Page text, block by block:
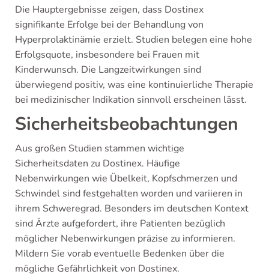
Die Hauptergebnisse zeigen, dass Dostinex
signifikante Erfolge bei der Behandlung von
Hyperprolaktinämie erzielt. Studien belegen eine hohe
Erfolgsquote, insbesondere bei Frauen mit
Kinderwunsch. Die Langzeitwirkungen sind
überwiegend positiv, was eine kontinuierliche Therapie
bei medizinischer Indikation sinnvoll erscheinen lässt.
Sicherheitsbeobachtungen
Aus großen Studien stammen wichtige
Sicherheitsdaten zu Dostinex. Häufige
Nebenwirkungen wie Übelkeit, Kopfschmerzen und
Schwindel sind festgehalten worden und variieren in
ihrem Schweregrad. Besonders im deutschen Kontext
sind Ärzte aufgefordert, ihre Patienten bezüglich
möglicher Nebenwirkungen präzise zu informieren.
Mildern Sie vorab eventuelle Bedenken über die
mögliche Gefährlichkeit von Dostinex.